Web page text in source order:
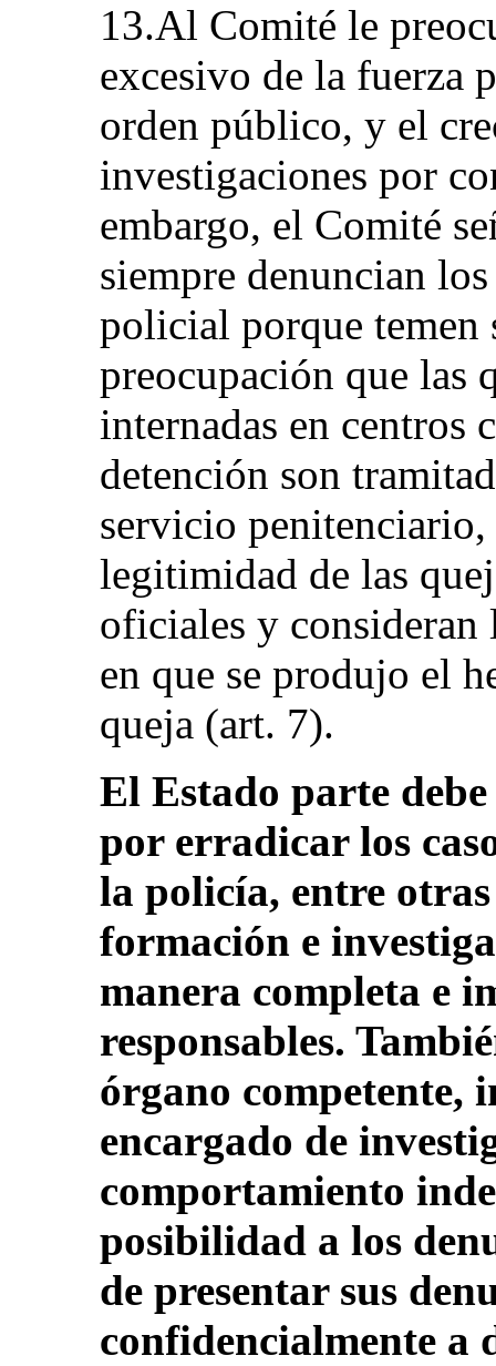
13.Al Comité le
excesivo de la fuerza
orden público, y el
investigaciones por
embargo, el Comité
siempre denuncian
policial porque temen
preocupación que las
internadas en centros
detención son
servicio
legitimidad de las
oficiales y consideran
en que se produjo el
queja (art. 7).
El Estado parte
por erradicar los
la policía, entre otras
formación e
manera completa e
responsables.
órgano competente,
encargado de
comportamiento
posibilidad a los
de presentar sus
confidencialmente a